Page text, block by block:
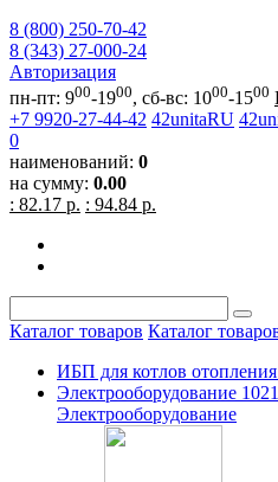
8 (800) 250-70-42
8 (343) 27-000-24
Авторизация
пн-пт: 900-1900, сб-вс: 1000-1500
+7 9920-27-44-42 42unitaRU
0
наименований: 0
на сумму: 0.00
: 82.17 р. : 94.84 р.
Каталог товаров Каталог
ИБП для котлов отопления
Электрооборудование 1021
Электрооборудование